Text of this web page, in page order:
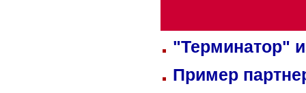
"Терминатор"
Пример